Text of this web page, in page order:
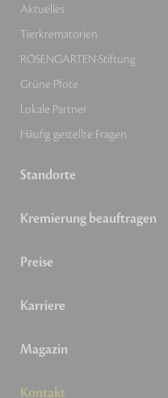
Aktuelles
Tierkrematorien
ROSENGARTEN-Stiftung
Grüne Pfote
Lokale Partner
Häufig gestellte Fragen
Standorte
Kremierung beauftragen
Preise
Karriere
Magazin
Kontakt